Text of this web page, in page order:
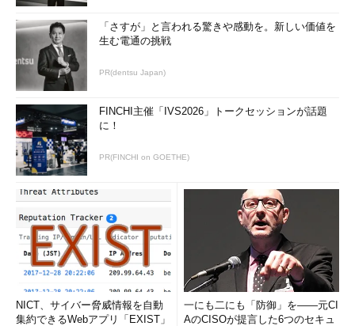
「さすが」と言われる驚きや感動を。新しい価値を
生む電通の挑戦
PR(dentsu Japan)
FINCHI主催「IVS2026」トークセッションが話題
に！
PR(FINCHI on GOETHE)
NICT、サイバー脅威情報を自動
集約できるWebアプリ「EXIST」
一にも二にも「防御」を――元CI
AのCISOが提言した6つのセキュ